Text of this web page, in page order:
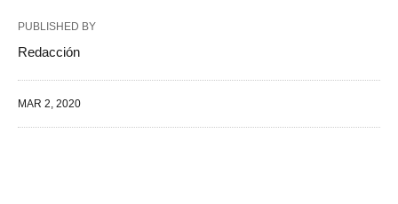
PUBLISHED BY
Redacción
MAR 2, 2020